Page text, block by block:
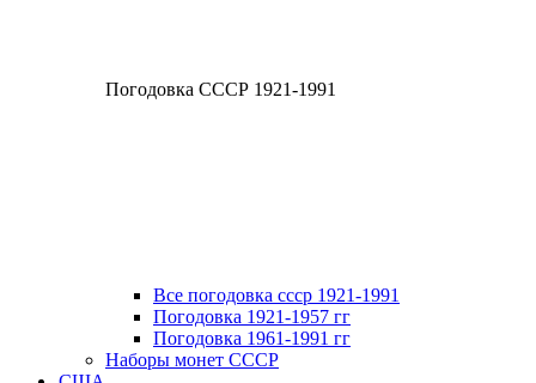
Погодовка СССР 1921-1991
Все погодовка ссср 1921-1991
Погодовка 1921-1957 гг
Погодовка 1961-1991 гг
Наборы монет СССР